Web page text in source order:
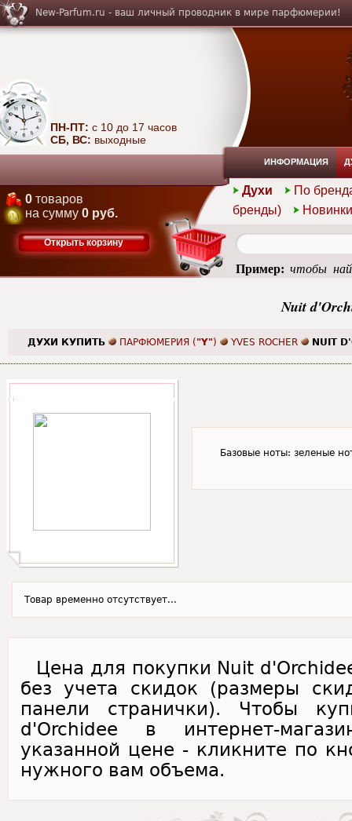
Nuit
ДУХИ КУПИТЬ ПАРФЮМЕРИЯ ( "Y") YVES ROCHER NUIT
Базовые ноты: зеленые
Товар временно отсутствует...
Цена для покупки Nuit
без учета скидок (размеры
панели странички). Чтобы
d'Orchidee в интернет-
указанной цене - кликните по
нужного вам объема.
New-Parfum.ru - ваш личный проводник в мире парфюмерии!
ПН-ПТ: с 10 до 17 часов
СБ, ВС: выходные
ИНФОРМАЦИЯ
Духи
По
бренды)
Новинки
0 товаров
на сумму 0 руб.
Открыть корзину
Пример: чтобы